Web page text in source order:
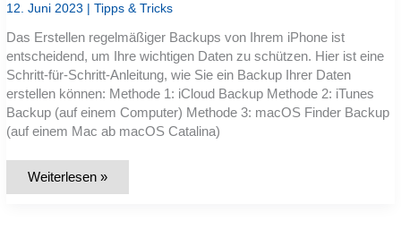
12. Juni 2023 |Tipps & Tricks
Das Erstellen regelmäßiger Backups von Ihrem iPhone ist
entscheidend, um Ihre wichtigen Daten zu schützen. Hier ist eine
Schritt-für-Schritt-Anleitung, wie Sie ein Backup Ihrer Daten
erstellen können: Methode 1: iCloud Backup Methode 2: iTunes
Backup (auf einem Computer) Methode 3: macOS Finder Backup
(auf einem Mac ab macOS Catalina)
Anleitung
Weiterlesen »